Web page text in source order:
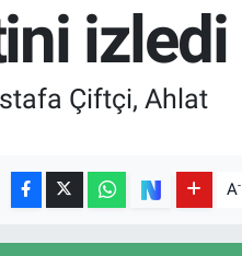
%1.11 izledi
Çiftçi, Ahlat
A-